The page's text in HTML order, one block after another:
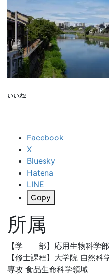
いいね:
Facebook
X
Bluesky
Hatena
LINE
Copy
所属
【学 部】応用生物科学
【修士課程】大学院 自然
専攻 食品生命科学領域